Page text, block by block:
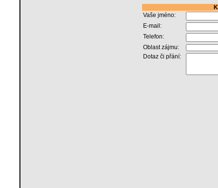
Vaše jméno:
E-mail:
Telefon:
Oblast zájmu:
Dotaz či přání: